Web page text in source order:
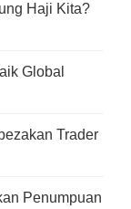
Haji Kita?
Global
Trader
Penumpuan